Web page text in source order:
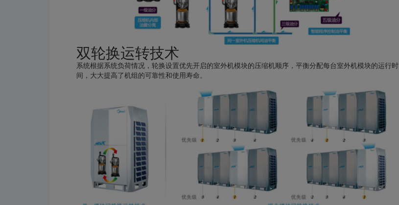
双轮换运转技术
系统根据系统负荷情况，轮换设置优先开启的室外机模块的压缩机顺序，平衡分配每台室外机模块的运行时
间，大大提高了机组的可靠性和使用寿命。